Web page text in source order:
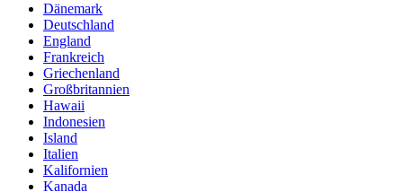
Dänemark
Deutschland
England
Frankreich
Griechenland
Großbritannien
Hawaii
Indonesien
Island
Italien
Kalifornien
Kanada